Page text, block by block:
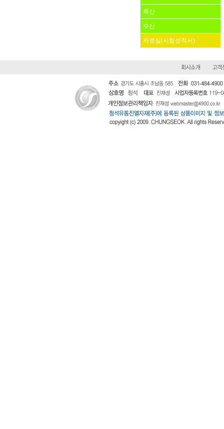
축산
수산
자료실(시험성적서)